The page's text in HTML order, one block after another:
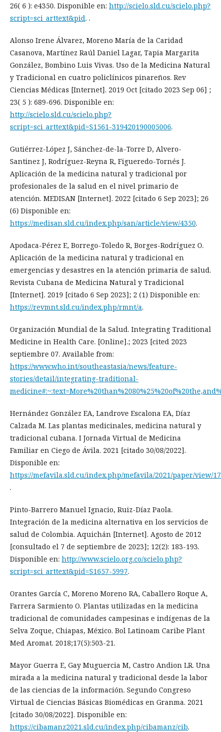
26( 6 ): e4350. Disponible en: http://scielo.sld.cu/scielo.php?
script=sci_arttext&pid. .
Alonso Irene Álvarez, Moreno María de la Caridad
Casanova, Martínez Raúl Daniel Lagar, Tapia Margarita
González, Bombino Luis Vivas. Uso de la Medicina Natural
y Tradicional en cuatro policlínicos pinareños. Rev
Ciencias Médicas [Internet]. 2019 Oct [citado 2023 Sep 06] ;
23( 5 ): 689-696. Disponible en:
http://scielo.sld.cu/scielo.php?
script=sci_arttext&pid=S1561-319420190005006.
Gutiérrez-López J, Sánchez-de-la-Torre D, Alvero-
Santinez J, Rodríguez-Reyna R, Figueredo-Tornés J.
Aplicación de la medicina natural y tradicional por
profesionales de la salud en el nivel primario de
atención. MEDISAN [Internet]. 2022 [citado 6 Sep 2023]; 26
(6) Disponible en:
https://medisan.sld.cu/index.php/san/article/view/4350.
Apodaca-Pérez E, Borrego-Toledo R, Borges-Rodríguez O.
Aplicación de la medicina natural y tradicional en
emergencias y desastres en la atención primaria de salud.
Revista Cubana de Medicina Natural y Tradicional
[Internet]. 2019 [citado 6 Sep 2023]; 2 (1) Disponible en:
https://revmnt.sld.cu/index.php/rmnt/a.
Organización Mundial de la Salud. Integrating Traditional
Medicine in Health Care. [Online].; 2023 [cited 2023
septiembre 07. Available from:
https://www.who.int/southeastasia/news/feature-
stories/detail/integrating-traditional-
Hernández González EA, Landrove Escalona EA, Díaz
Calzada M. Las plantas medicinales, medicina natural y
tradicional cubana. I Jornada Virtual de Medicina
Familiar en Ciego de Ávila. 2021 [citado 30/08/2022].
Disponible en:
https://mefavila.sld.cu/index.php/mefavila/2021/paper/view/
.
Pinto-Barrero Manuel Ignacio, Ruiz-Díaz Paola.
Integración de la medicina alternativa en los servicios de
salud de Colombia. Aquichán [Internet]. Agosto de 2012
[consultado el 7 de septiembre de 2023]; 12(2): 183-193.
Disponible en: http://www.scielo.org.co/scielo.php?
script=sci_arttext&pid=S1657-5997.
Orantes García C, Moreno Moreno RA, Caballero Roque A,
Farrera Sarmiento O. Plantas utilizadas en la medicina
tradicional de comunidades campesinas e indígenas de la
Selva Zoque, Chiapas, México. Bol Latinoam Caribe Plant
Med Aromat. 2018;17(5):503-21.
Mayor Guerra E, Gay Muguercia M, Castro Andion LR. Una
mirada a la medicina natural y tradicional desde la labor
de las ciencias de la información. Segundo Congreso
Virtual de Ciencias Básicas Biomédicas en Granma. 2021
[citado 30/08/2022]. Disponible en:
https://cibamanz2021.sld.cu/index.php/cibamanz/cib.